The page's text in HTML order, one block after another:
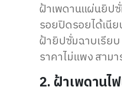
ฝ้าเพดานแผ่นยิป
รอยปิดรอยได้เนีย
ฝ้ายิปซั่มฉาบเรีย
ราคาไม่แพง สาม
2. ฝ้าเพดานไ